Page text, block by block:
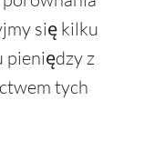
się kilku
pieniędzy z
tych